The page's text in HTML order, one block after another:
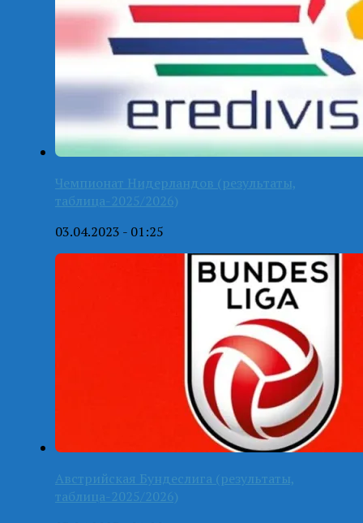
Чемпионат Нидерландов (результаты,
таблица-2025/2026)
03.04.2023 - 01:25
Австрийская Бундеслига (результаты,
таблица-2025/2026)